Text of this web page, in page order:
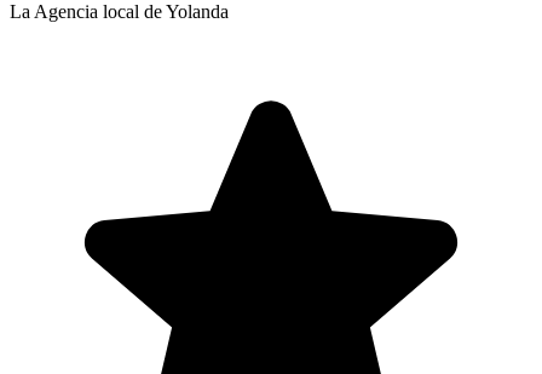
La Agencia local de Yolanda